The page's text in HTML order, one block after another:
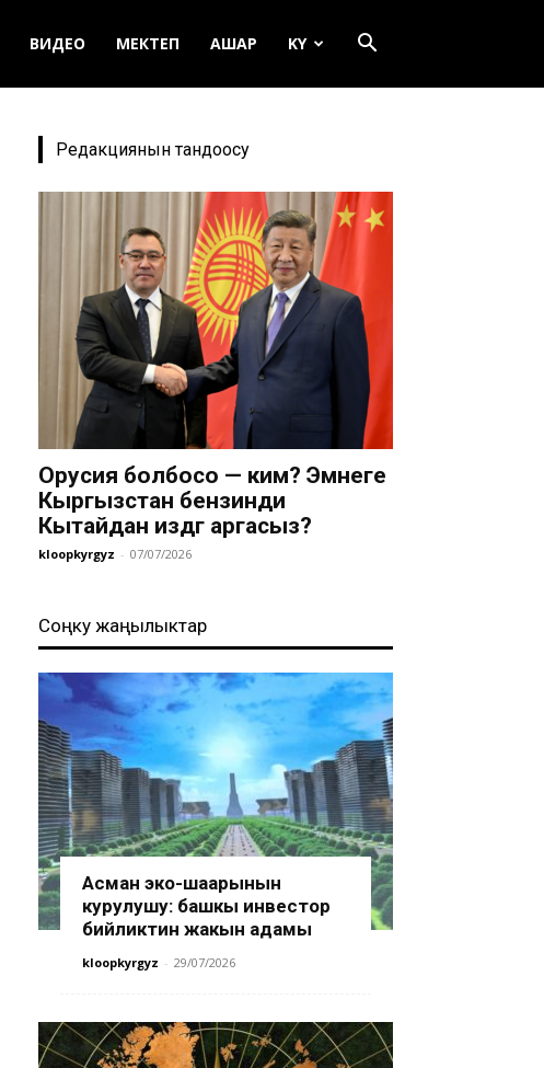
ВИДЕО МЕКТЕП АШАР KY
Редакциянын тандоосу
Орусия болбосо — ким? Эмнеге
Кыргызстан бензинди
Кытайдан издөөгө аргасыз?
kloopkyrgyz - 07/07/2026
Соңку жаңылыктар
Асман эко-шаарынын
курулушу: башкы инвестор
бийликтин жакын адамы
kloopkyrgyz - 29/07/2026